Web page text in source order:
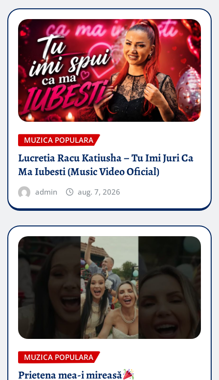
MUZICA POPULARA
Lucretia Racu Katiusha – Tu Imi Juri Ca
Ma Iubesti (Music Video Oficial)
admin aug. 7, 2026
MUZICA POPULARA
Prietena mea-i mireasă​